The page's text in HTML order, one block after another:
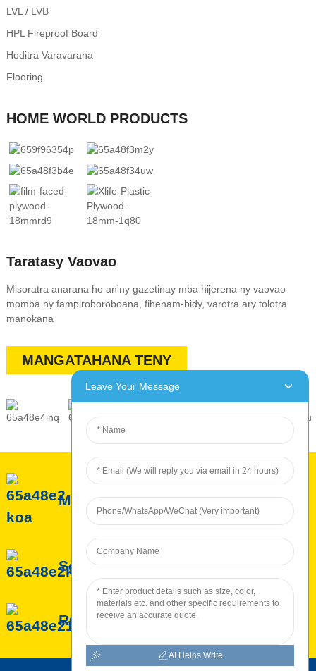
LVL / LVB
HPL Fireproof Board
Hoditra Varavarana
Flooring
HOME WORLD PRODUCTS
Taratasy Vaovao
Misoratra anarana ho an'ny gazetinay mba hijerena ny vaovao
momba ny fampiroboroboana, fihenam-bidy, varotra ary tolotra
manokana
MANGATAHANA TENY
Momba ny ROC
Serivisy ROC
ROC Production
Leave Your Message
AI Helps Write